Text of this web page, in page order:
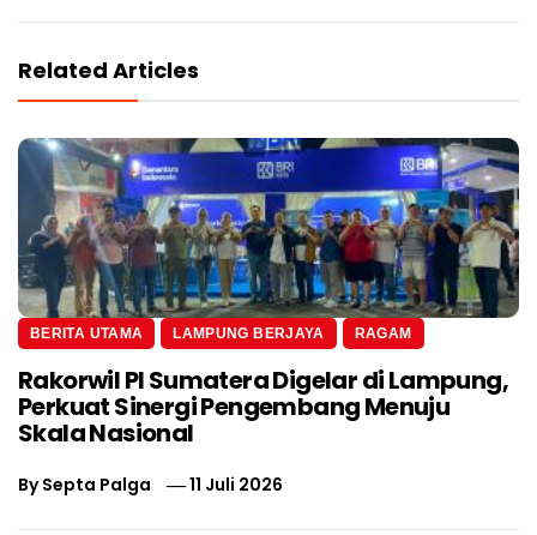
Related Articles
BERITA UTAMA LAMPUNG BERJAYA RAGAM
Rakorwil PI Sumatera Digelar di Lampung,
Perkuat Sinergi Pengembang Menuju
Skala Nasional
BySepta Palga 11 Juli 2026